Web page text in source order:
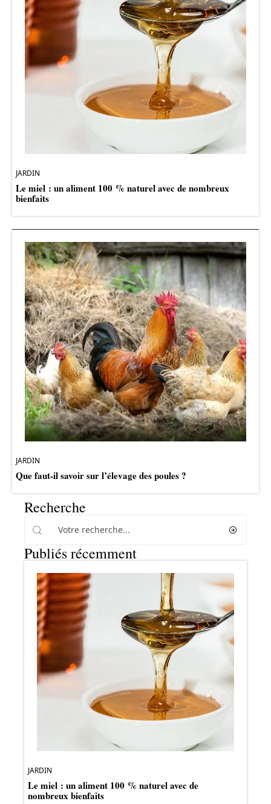
JARDIN
Le miel : un aliment 100 % naturel avec de nombreux
bienfaits
JARDIN
Que faut-il savoir sur l’élevage des poules ?
Recherche
Publiés récemment
JARDIN
Le miel : un aliment 100 % naturel avec de
nombreux bienfaits